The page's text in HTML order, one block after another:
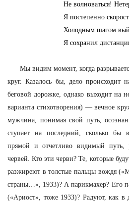
Не волноваться!
Я постепенно
Холодным шагом
Я сохранил
Мы видим момент, когда
круг. Казалось бы, дело происходит
беговой дорожке, однако выходит на
варианта стихотворения) — вечное
мужчина, понимая свой путь,
ступает на последний, сколько бы
прямой и отчетливо видимый путь,
червей. Кто эти черви? Те, которые
разжиреют в толстые пальцы вождя
страны…», 1933)? А парикмахер? Его
(«Ариост», тоже 1933)? Радуют, как в